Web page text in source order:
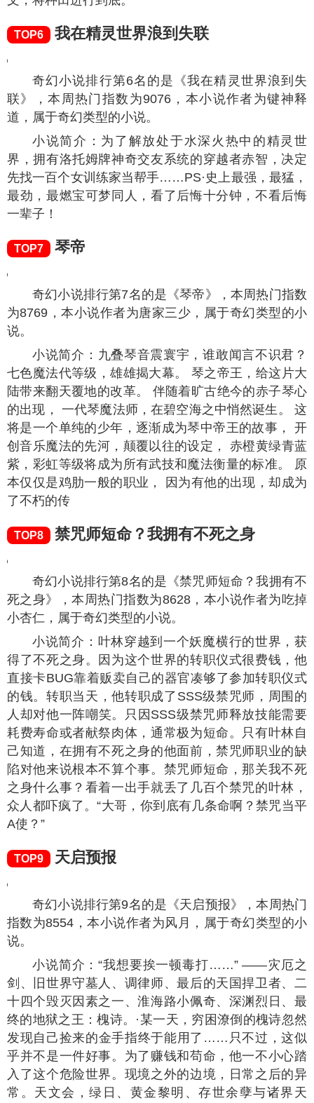
TOP6 我在精灵世界浪到失联
奇幻小说排行第6名的是《我在精灵世界浪到失
联》，本周热门指数为9076 ，本小说作者为键神释
道，属于奇幻类型的小说。
小说简介：为了解放处于水深火热中的精灵世
界，拥有洛托姆牌神奇交友系统的穿越者赤智，决定
先找一百个女训练家当帮手……PS·史上最强，最猛，
最劲，最燃宝可梦同人，看了后悔十分钟，不看后悔
一辈子！
TOP7 琴帝
奇幻小说排行第7名的是《琴帝》，本周热门指数
为8769 ，本小说作者为唐家三少，属于奇幻类型的小
说。
小说简介：九叠琴音震寰宇，谁敢闻言不识君？
七色魔法代等级，雄雄揭大幕。 琴之帝王，给这片大
陆带来翻天覆地的改革。 伴随着旷古绝今的赤子琴心
的出现， 一代琴魔法师，在碧空海之中悄然诞生。 这
将是一个单纯的少年，逐渐成为琴中帝王的故事， 开
创音乐魔法的先河，颠覆以往的设定， 赤橙黄绿青蓝
紫，彩虹等级将成为所有武技和魔法衡量的标准。 原
本仅仅是鸡肋一般的职业， 因为有他的出现，却成为
了不朽的传
TOP8 禁咒师短命？我拥有不死之身
奇幻小说排行第8名的是《禁咒师短命？我拥有不
死之身》，本周热门指数为8628，本小说作者为吃掉
小杏仁，属于奇幻类型的小说。
小说简介：叶林穿越到一个妖魔横行的世界，获
得了不死之身。因为这个世界的转职仪式很费钱，他
直接卡BUG靠着贩卖自己的器官凑够了参加转职仪式
的钱。转职当天，他转职成了SSS级禁咒师，周围的
人却对他一阵嘲笑。只因SSS级禁咒师释放技能需要
耗费寿命或者献祭肉体，通常极为短命。只有叶林自
己知道，在拥有不死之身的他面前，禁咒师职业的缺
陷对他来说根本不算个事。禁咒师短命，那关我不死
之身什么事？看着一出手就丢了几百个禁咒的叶林，
众人都吓疯了。“大哥，你到底有几条命啊？禁咒当平
A使？”
TOP9 天启预报
奇幻小说排行第9名的是《天启预报》，本周热门
指数为8554 ，本小说作者为风月，属于奇幻类型的小
说。
小说简介：“我想要挨一顿毒打……” ——灾厄之
剑、旧世界守墓人、调律师、最后的天国捍卫者、二
十四个毁灭因素之一、淮海路小佩奇、深渊烈日、最
终的地狱之王：槐诗。·某一天，穷困潦倒的槐诗忽然
发现自己捡来的金手指终于能用了……只不过，这似
乎并不是一件好事。为了赚钱和苟命，他一不小心踏
入了这个危险世界。现境之外的边境，日常之后的异
常。天文会，绿日、黄金黎明、存世余孽与诸界天